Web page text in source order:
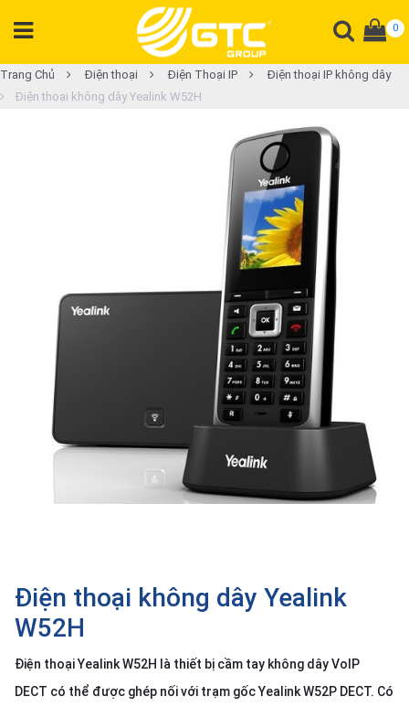
0
Trang Chủ Điện thoại Điện Thoại IP
Điện thoại IP không dây
Điện thoại không dây Yealink W52H
Điện thoại không dây Yealink
W52H
Điện thoại Yealink W52H là thiết bị cầm tay không dây VoIP
DECT có thể được ghép nối với trạm gốc Yealink W52P DECT. Có
DANH
MỤC
Gateway
pháp
Dịch
vụ
Hỗ